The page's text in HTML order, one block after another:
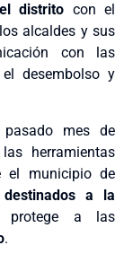
distrito con el
alcaldes y sus
con las
desembolso y
mes de
herramientas
el municipio de
a la
a las
.